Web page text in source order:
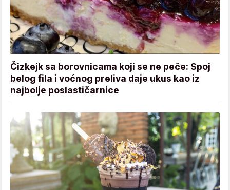
Čizkejk sa borovnicama koji se ne peče: Spoj
belog fila i voćnog preliva daje ukus kao iz
najbolje poslastičarnice